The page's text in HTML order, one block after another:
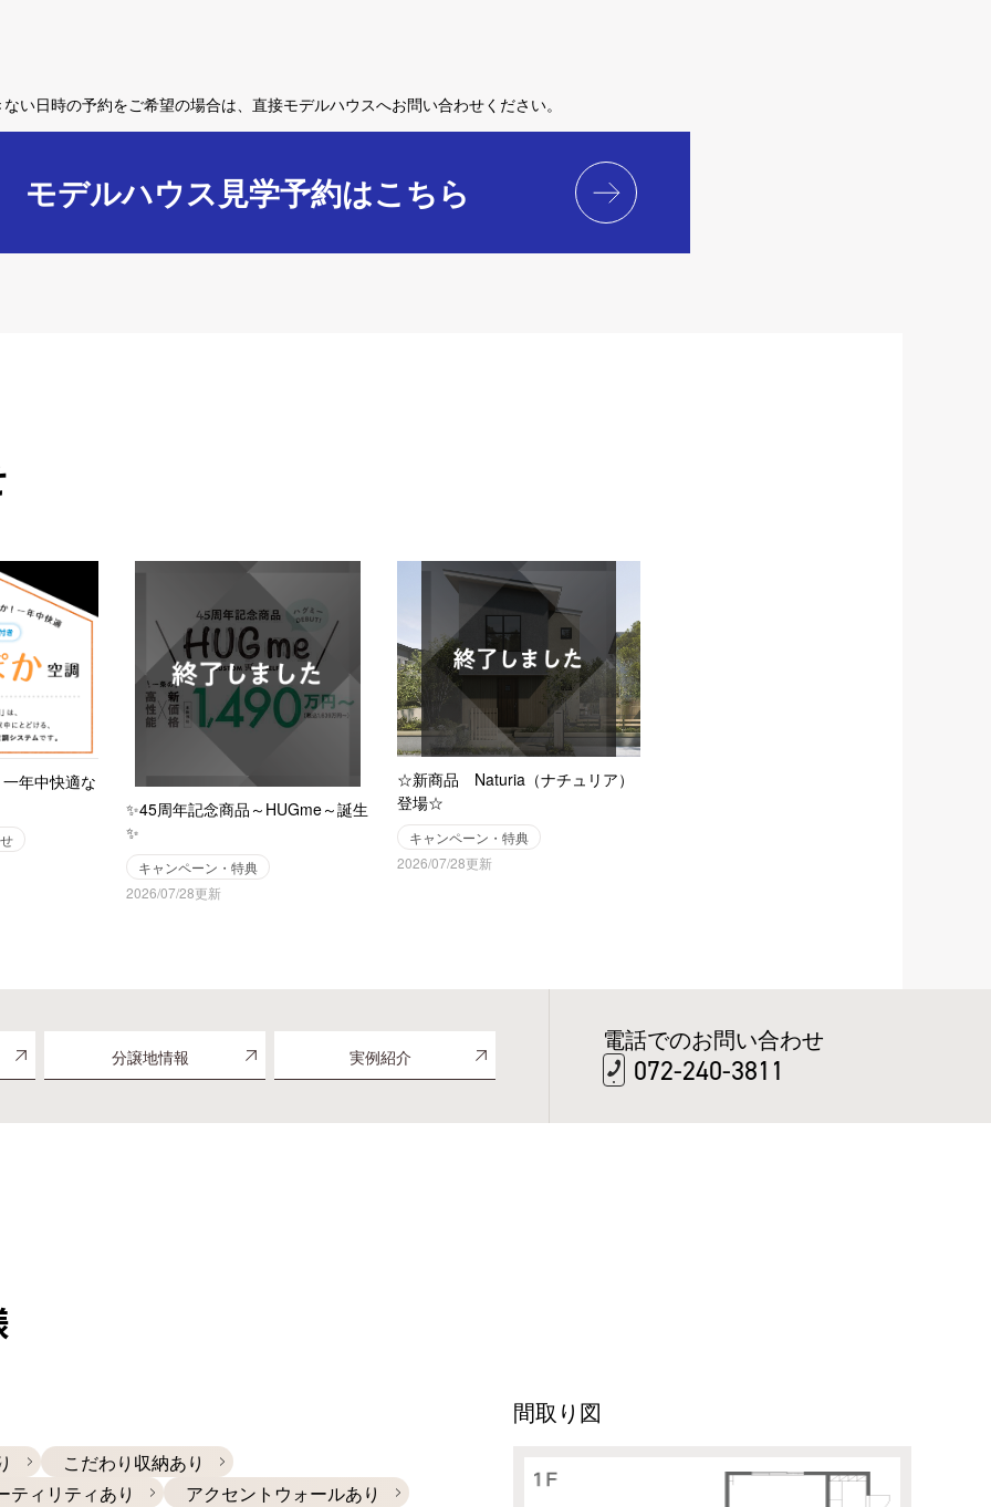
い日時の予約をご希望の場合は、直接モデルハウスへお問い合わせください。
モデルハウス見学予約はこちら
年中快適な
✨45周年記念商品～HUGme～誕生
✨
キャンペーン・特典
2026/07/28更新
☆新商品 Naturia（ナチュリア）
登場☆
キャンペーン・特典
2026/07/28更新
分譲地情報 実例紹介
電話でのお問い合わせ
072-240-3811
こだわり収納あり
ティリティあり
アクセントウォールあり
間取り図